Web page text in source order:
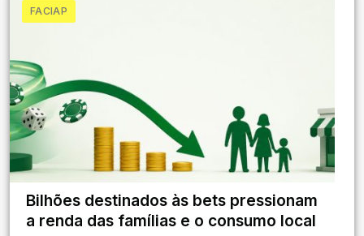
FACIAP
Bilhões destinados às bets pressionam
a renda das famílias e o consumo local